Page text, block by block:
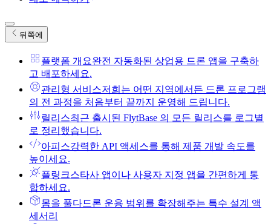
뒤쪽에
플랫폼 개요완전 자동화된 상업용 드론 앱을 구축하
고 배포하세요.
관리형 서비스저희는 어떤 지역에서든 드론 프로그램
의 전 과정을 처음부터 끝까지 운영해 드립니다.
릴리스최근 출시된 FlytBase 의 모든 릴리스를 로그별
로 정리했습니다.
아피스강력한 API 액세스를 통해 제품 개발 속도를
높이세요.
플링크스타사 앱이나 사용자 지정 앱을 간편하게 통
합하세요.
몸을 풀다드론 운용 범위를 확장해주는 특수 설계 액
세서리